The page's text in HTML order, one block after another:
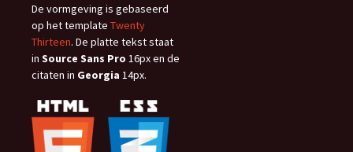
De vormgeving is gebaseerd
op het template Twenty
Thirteen. De platte tekst staat
in Source Sans Pro 16px en de
citaten in Georgia 14px.